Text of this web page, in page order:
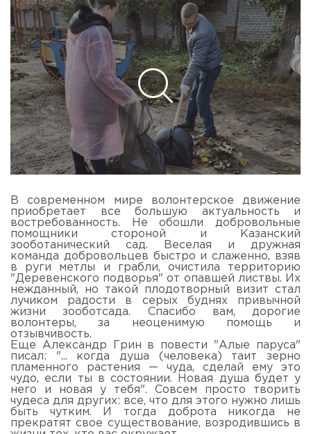
В современном мире волонтерское движение
приобретает все большую актуальность и
востребованность. Не обошли добровольные
помощники стороной и Казанский
зооботанический сад. Веселая и дружная
команда добровольцев быстро и слаженно, взяв
в руги метлы и грабли, очистила территорию
"Деревенского подворья" от опавшей листвы. Их
нежданный, но такой плодотворный визит стал
лучиком радости в серых буднях привычной
жизни зооботсада. Спасибо вам, дорогие
волонтеры, за неоценимую помощь и
отзывчивость.
Еще Александр Грин в повести "Алые паруса"
писал: "... когда душа (человека) таит зерно
пламенного растения — чуда, сделай ему это
чудо, если ты в состоянии. Новая душа будет у
него и новая у тебя". Совсем просто творить
чудеса для других: все, что для этого нужно лишь
быть чутким. И тогда доброта никогда не
прекратят свое существование, возродившись в